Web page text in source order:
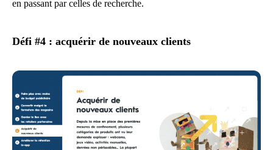
en passant par celles de recherche.
Défi #4 : acquérir de nouveaux clients